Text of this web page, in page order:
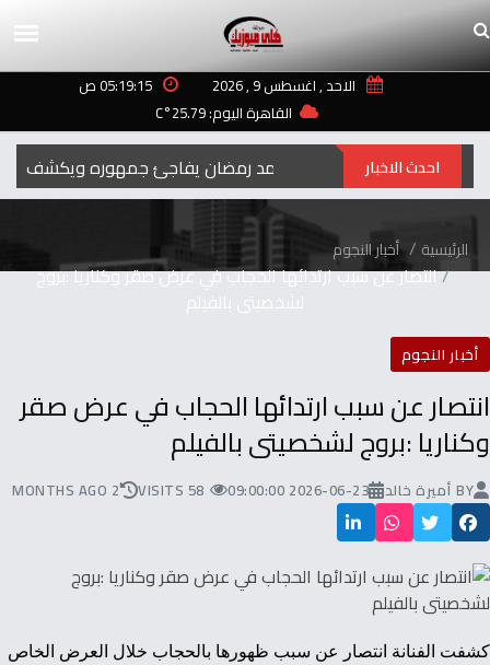
الاحد , اغسطس 9 , 2026
05:19:15 ص
القاهرة اليوم: 25.79°C
احدث الاخبار
الرئيسية أخبار النجوم
انتصار عن سبب ارتدائها الحجاب في عرض صقر وكناريا :بروج
لشخصيتى بالفيلم
أخبار النجوم
انتصار عن سبب ارتدائها الحجاب في عرض صقر
وكناريا :بروج لشخصيتى بالفيلم
BY أميرة خالد 2026-06-23 09:00:00
58 VISITS
2 MONTHS AGO
كشفت الفنانة انتصار عن سبب ظهورها بالحجاب خلال العرض الخاص